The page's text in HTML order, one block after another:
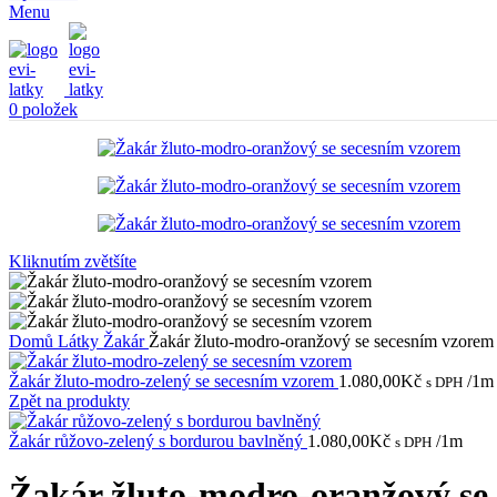
Menu
0 položek
Kliknutím zvětšíte
Domů Látky Žakár Žakár žluto-modro-oranžový se secesním vzorem
Žakár žluto-modro-zelený se secesním vzorem 1.080,00Kč s DPH /1m
Zpět na produkty
Žakár růžovo-zelený s bordurou bavlněný 1.080,00Kč s DPH /1m